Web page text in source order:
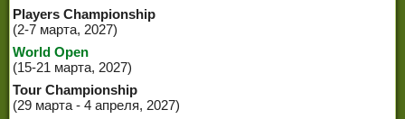
Players Championship
(2-7 марта, 2027)
World Open
(15-21 марта, 2027)
Tour Championship
(29 марта - 4 апреля, 2027)